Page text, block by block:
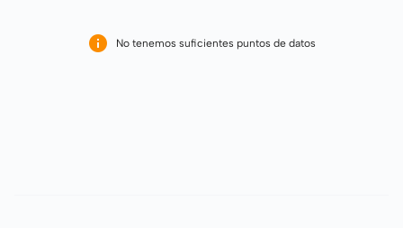
No tenemos suficientes puntos de datos